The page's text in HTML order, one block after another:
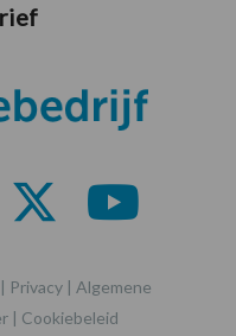
Privacy | Algemene
| Cookiebeleid